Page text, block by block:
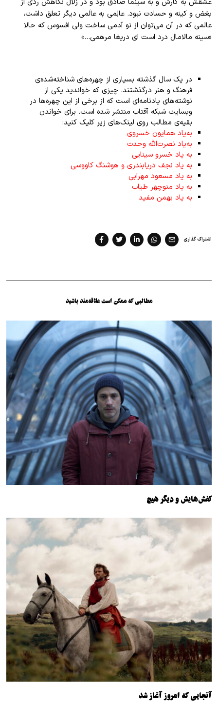
بغض و کینه و حسادت نبود. عالِمی به عالَمی دیگر تعلق داشت،
عالمی که در آن می‌توان از نو آدمی ساخت ولی افسوس که حالا
«سینه مالامال درد است ای دریغا مرهمی…»
در یک سال گذشته بسیاری از چهره‌های شناخته‌شده‌ی
فرهنگ و هنر درگذشتند. چیزی که خواندید یکی از
نوشته‌های یادنامه‌ای است که از برخی از این چهره‌ها در
وبسایت شبکه آفتاب منتشر شده است. برای خواندن
بقیه‌ی مطالب روی لینک‌های زیر کلیک کنید:
به‌یاد همایون خسروی
به‌یاد نصرت‌الله وحدت
به یاد خسرو سینایی
به یاد نجف دریابندری و هوشنگ کاووسی
به یاد مسعود مهرابی
به یاد منوچهر طیاب
به یاد بهمن مفید
اشتراک گذاری
مطالبی که ممکن است علاقه‌مند باشید
کفش‌هایش و دیگر هیچ
آنجایی که امروز آغاز شد